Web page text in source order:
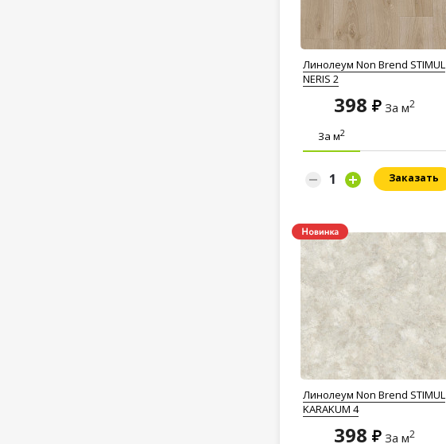
Линолеум Non Brend STIMUL
NERIS 2
398 За м2
За м2
Заказать
Линолеум Non Brend STIMUL
KARAKUM 4
398 За м2